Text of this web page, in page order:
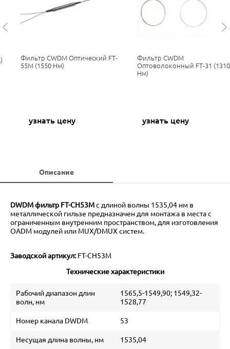
Фильтр CWDM Оптический FT-
55M (1550 Нм)
узнать цену
Фильтр CWDM
Оптоволоконный FT-31 (1310
Нм)
узнать цену
Описание
DWDM фильтр FT-CH53Mс длиной волны 1535,04 нм в
металлической гильзе предназначен для монтажа в места с
ограниченным внутренним пространством, для изготовления
OADM модулей или MUX/DMUX систем.
Заводской артикул:FT-CH53M
Технические характеристики
Рабочий диапазон длин
волн, нм
1565,5-1549,90; 1549,32-
1528,77
Номер канала DWDM 53
Несущая длина волны, нм 1535,04